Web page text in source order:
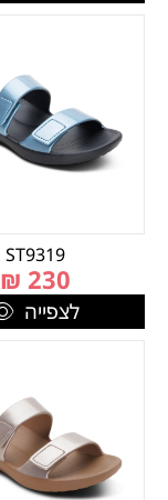
ST9319
230
₪
לצפייה